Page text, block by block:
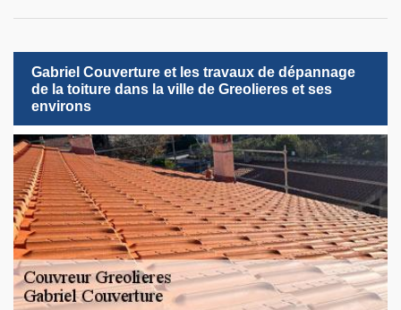
Gabriel Couverture et les travaux de dépannage
de la toiture dans la ville de Greolieres et ses
environs